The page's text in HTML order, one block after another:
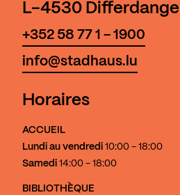
L-4530 Differdange
+352 58 77 1 - 1900
info@stadhaus.lu
Horaires
ACCUEIL
Lundi au vendredi 10:00 - 18:00
Samedi 14:00 - 18:00
BIBLIOTHÈQUE